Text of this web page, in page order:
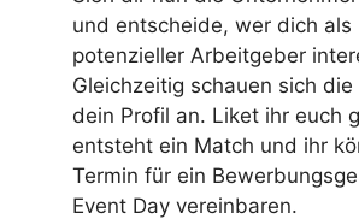
und entscheide, wer dich als
potenzieller Arbeitgeber
Gleichzeitig schauen sich die
dein Profil an. Liket ihr euch
entsteht ein Match und ihr
Termin für ein
Event Day vereinbaren.